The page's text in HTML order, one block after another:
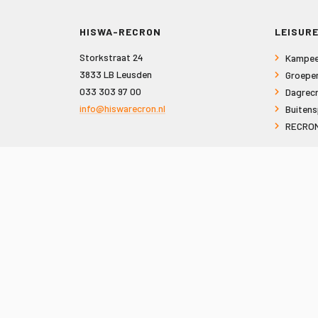
HISWA-RECRON
Storkstraat 24
3833 LB Leusden
033 303 97 00
info@hiswarecron.nl